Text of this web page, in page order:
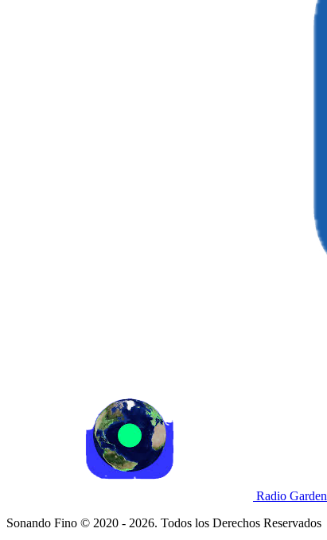
Radio Garden
Sonando Fino © 2020 - 2026. Todos los Derechos Reservados